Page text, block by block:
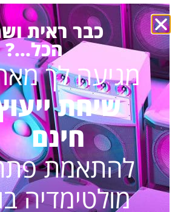
שם המוצר
תיאור קצר /
המוצר
מערכת סאונד לעסק
Fun music B-4
מערכת סאונד
לעסקים ולחנויות
איכותית למוזיקת
אווירה ייחודית
מערכת סאונד לעסק
Fun music B-6
מערכת סאונד
לעסקים ולחנויות
כבר ראית
הכל...?
מגיעה לך
שיחת
חינם
להתאמת
מולטימדיה